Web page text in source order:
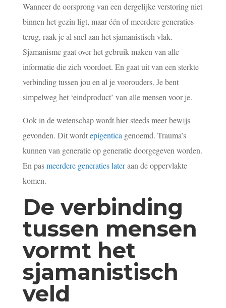
Wanneer de oorsprong van een dergelijke verstoring niet
binnen het gezin ligt, maar één of meerdere generaties
terug, raak je al snel aan het sjamanistisch vlak.
Sjamanisme gaat over het gebruik maken van alle
informatie die zich voordoet. En gaat uit van een sterkte
verbinding tussen jou en al je voorouders. Je bent
simpelweg het ‘eindproduct’ van alle mensen voor je.
Ook in de wetenschap wordt hier steeds meer bewijs
gevonden. Dit wordtepigenticagenoemd. Trauma’s
kunnen van generatie op generatie doorgegeven worden.
En pasmeerdere generaties lateraan de oppervlakte
komen.
De verbinding
tussen mensen
vormt het
sjamanistisch
veld